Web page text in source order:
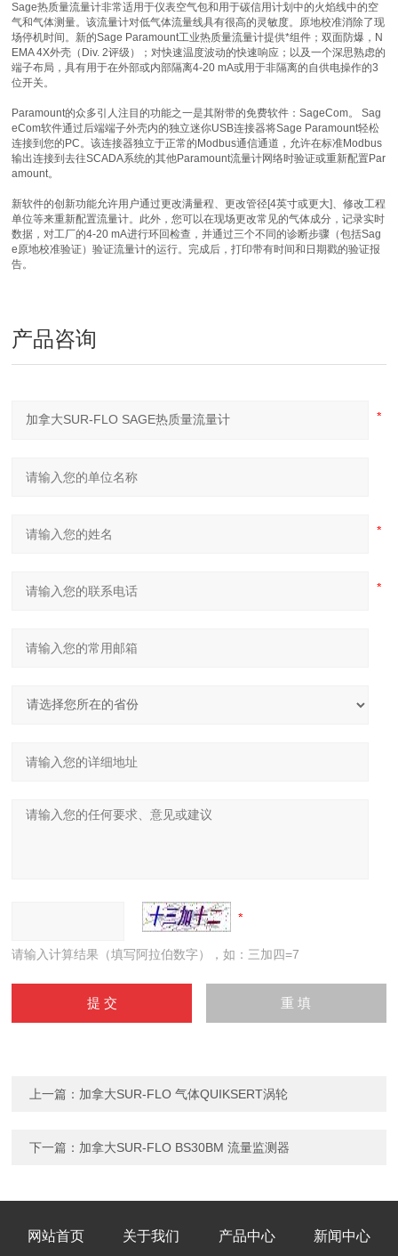
Sage热质量流量计非常适用于仪表空气包和用于碳信用计划中的火焰线中的空
气和气体测量。该流量计对低气体流量线具有很高的灵敏度。原地校准消除了现
场停机时间。新的Sage Paramount工业热质量流量计提供*组件；双面防爆，N
EMA 4X外壳（Div. 2评级）；对快速温度波动的快速响应；以及一个深思熟虑的
端子布局，具有用于在外部或内部隔离4-20 mA或用于非隔离的自供电操作的3
位开关。
Paramount的众多引人注目的功能之一是其附带的免费软件：SageCom。 Sag
eCom软件通过后端端子外壳内的独立迷你USB连接器将Sage Paramount轻松
连接到您的PC。该连接器独立于正常的Modbus通信通道，允许在标准Modbus
输出连接到去往SCADA系统的其他Paramount流量计网络时验证或重新配置Par
amount。
新软件的创新功能允许用户通过更改满量程、更改管径[4英寸或更大]、修改工程
单位等来重新配置流量计。此外，您可以在现场更改常见的气体成分，记录实时
数据，对工厂的4-20 mA进行环回检查，并通过三个不同的诊断步骤（包括Sag
e原地校准验证）验证流量计的运行。完成后，打印带有时间和日期戳的验证报
告。
产品咨询
请输入计算结果（填写阿拉伯数字），如：三加四=7
上一篇： 加拿大SUR-FLO 气体QUIKSERT涡轮
下一篇： 加拿大SUR-FLO BS30BM 流量监测器
网站首页 关于我们 产品中心 新闻中心